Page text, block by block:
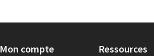
Mon compte Ressources